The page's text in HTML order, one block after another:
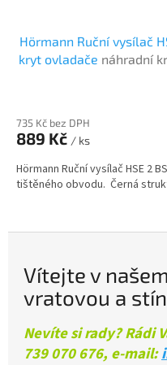
Hörmann Ruční vysílač
kryt ovladače náhradní
735 Kč bez DPH
889 Kč / ks
Hörmann Ruční vysílač HSE 2
tištěného obvodu. Černá
Vítejte v
vratovou a
Nevíte si rady? Rádi
739 070 676, e-mail: